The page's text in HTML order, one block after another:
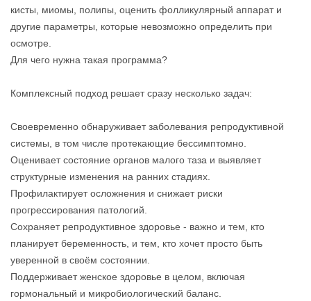
кисты, миомы, полипы, оценить фолликулярный аппарат и
другие параметры, которые невозможно определить при
осмотре.
Для чего нужна такая программа?
Комплексный подход решает сразу несколько задач:
Своевременно обнаруживает заболевания репродуктивной
системы, в том числе протекающие бессимптомно.
Оценивает состояние органов малого таза и выявляет
структурные изменения на ранних стадиях.
Профилактирует осложнения и снижает риски
прогрессирования патологий.
Сохраняет репродуктивное здоровье - важно и тем, кто
планирует беременность, и тем, кто хочет просто быть
уверенной в своём состоянии.
Поддерживает женское здоровье в целом, включая
гормональный и микробиологический баланс.